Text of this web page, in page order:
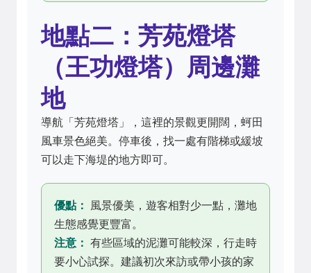
地點二：芳苑燈塔
（王功燈塔）周邊灘
地
導航「芳苑燈塔」，這裡的景觀更開闊，蚵田
風車景色絕美。停車後，找一處有階梯或緩坡
可以走下海堤的地方即可。
優點：
風景優美，遊客相對少一點，灘地
生態感覺更豐富。
注意： 有些區域的泥灘可能較深，行走時
要小心試探。建議初次來訪或帶小孩的家